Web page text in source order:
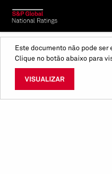
Este documento não pode ser
Clique no botão abaixo para
VISUALIZAR